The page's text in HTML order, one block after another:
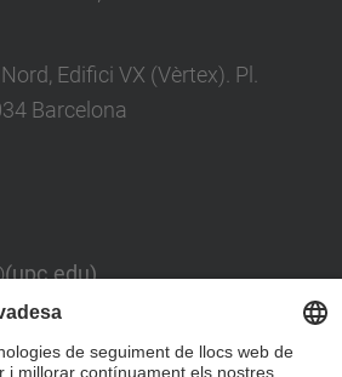
Edifici VX (Vèrtex). Pl.
Barcelona